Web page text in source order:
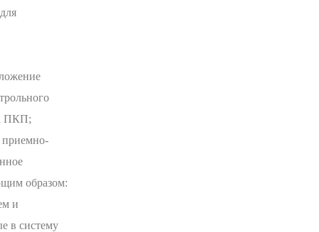
ПКП;
приемно-
образом:
и
в систему